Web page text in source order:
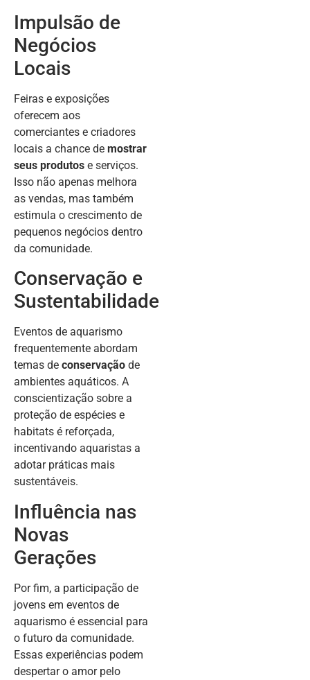
Impulsão de
Negócios
Locais
Feiras e exposições
oferecem aos
comerciantes e criadores
locais a chance de mostrar
seus produtos e serviços.
Isso não apenas melhora
as vendas, mas também
estimula o crescimento de
pequenos negócios dentro
da comunidade.
Conservação e
Sustentabilidade
Eventos de aquarismo
frequentemente abordam
temas de conservação de
ambientes aquáticos. A
conscientização sobre a
proteção de espécies e
habitats é reforçada,
incentivando aquaristas a
adotar práticas mais
sustentáveis.
Influência nas
Novas
Gerações
Por fim, a participação de
jovens em eventos de
aquarismo é essencial para
o futuro da comunidade.
Essas experiências podem
despertar o amor pelo